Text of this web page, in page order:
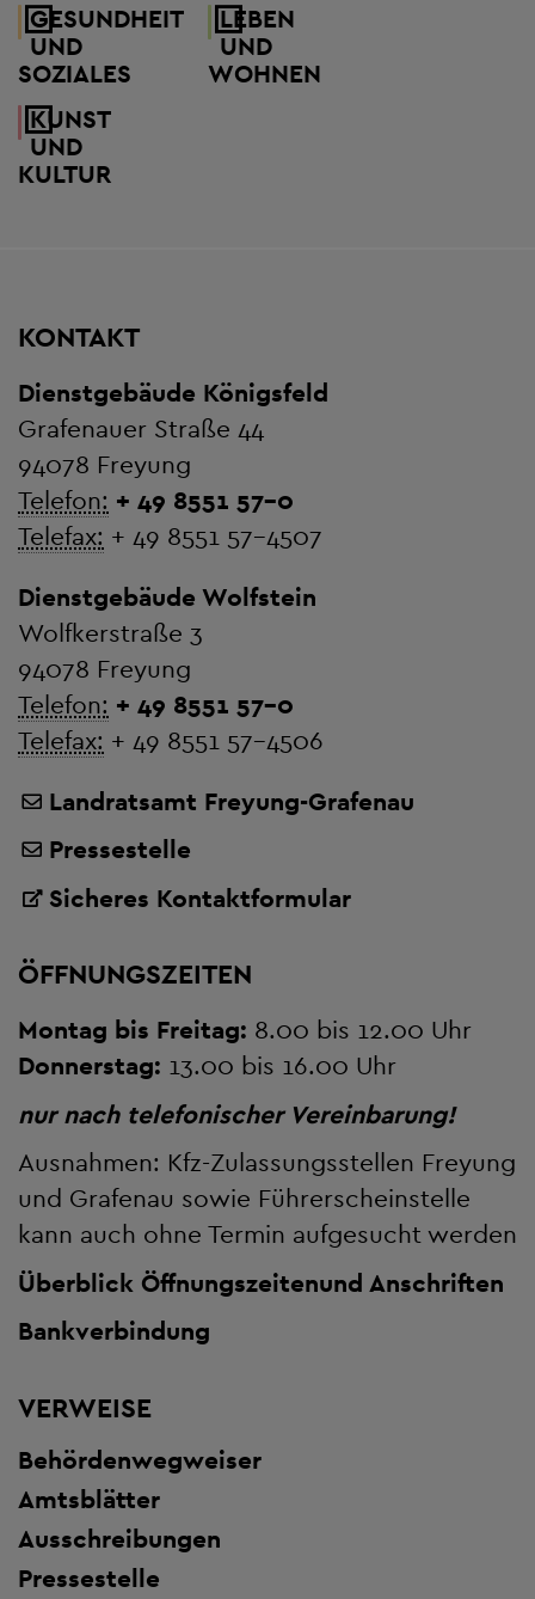
GESUNDHEIT
UND
SOZIALES
LEBEN
UND
WOHNEN
KUNST
UND
KULTUR
KONTAKT
Dienstgebäude Königsfeld
Grafenauer Straße 44
94078 Freyung
Telefon: + 49 8551 57-0
Telefax: + 49 8551 57-4507
Dienstgebäude Wolfstein
Wolfkerstraße 3
94078 Freyung
Telefon: + 49 8551 57-0
Telefax: + 49 8551 57-4506
Landratsamt Freyung-Grafenau
Pressestelle
Sicheres Kontaktformular
ÖFFNUNGSZEITEN
Montag bis Freitag: 8.00 bis 12.00 Uhr
Donnerstag: 13.00 bis 16.00 Uhr
nur nach telefonischer Vereinbarung!
Ausnahmen: Kfz-Zulassungsstellen Freyung
und Grafenau sowie Führerscheinstelle
kann auch ohne Termin aufgesucht werden
Überblick Öffnungszeitenund Anschriften
Bankverbindung
VERWEISE
Behördenwegweiser
Amtsblätter
Ausschreibungen
Pressestelle